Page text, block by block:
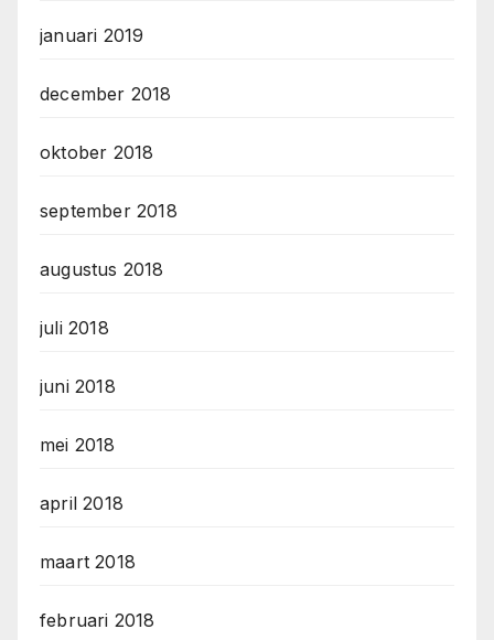
januari 2019
december 2018
oktober 2018
september 2018
augustus 2018
juli 2018
juni 2018
mei 2018
april 2018
maart 2018
februari 2018